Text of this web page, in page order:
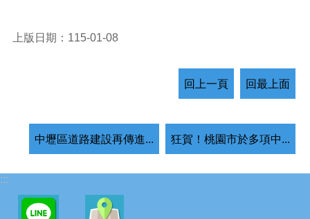
上版日期：115-01-08
回上一頁 回最上面
中壢區道路建設再傳進... 狂賀！桃園市於多項中...
:::